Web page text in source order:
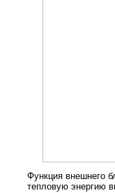
Функция внешнего
тепловую энергию